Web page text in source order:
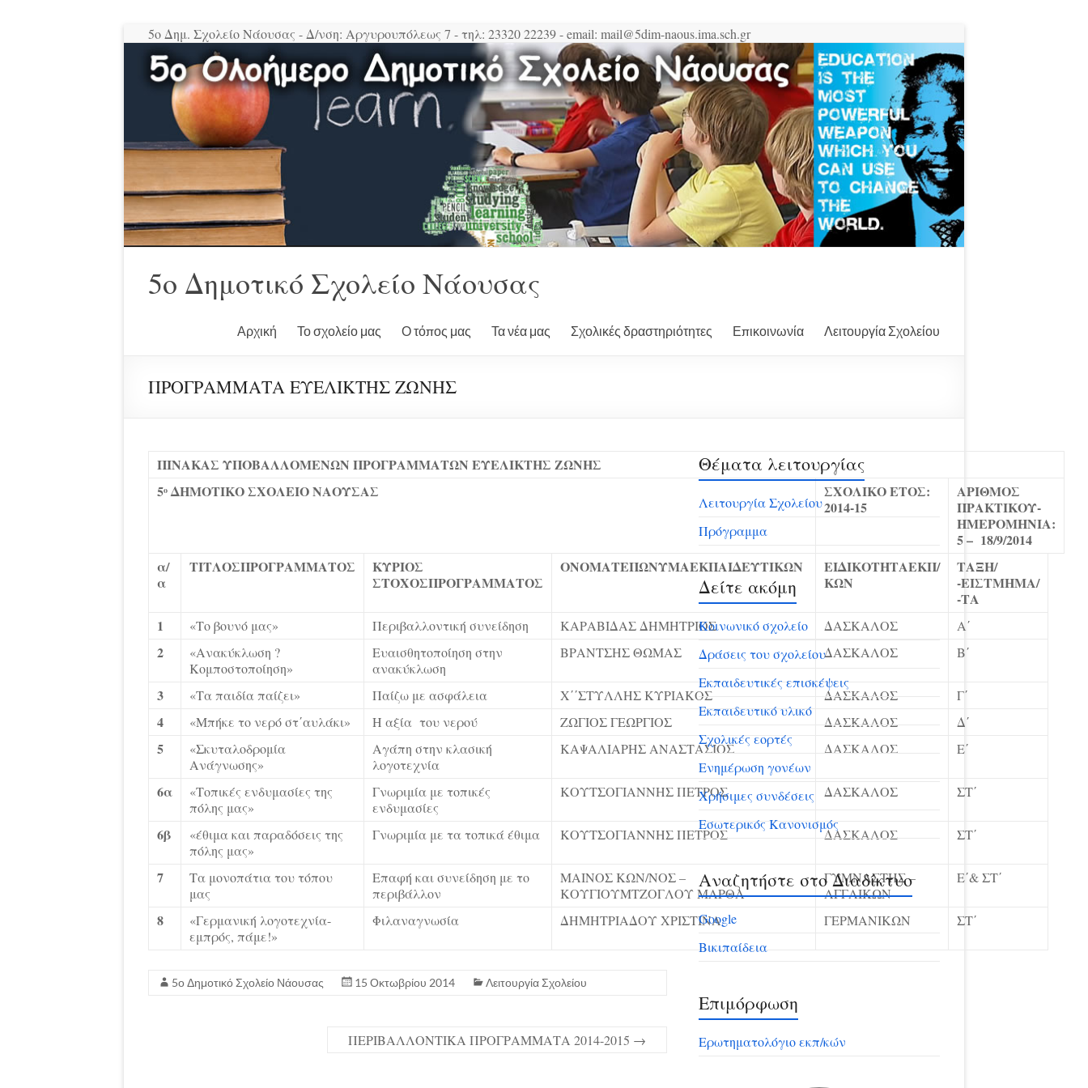
Μετάβαση
στο
περιεχόμενο
5ο Δημ. Σχολείο Νάουσας - Δ/νση: Αργυρουπόλεως 7 - τηλ: 23320 22239 - email: mail@5dim-naous.ima.sch.gr
5ο Δημοτικό Σχολείο Νάουσας
Αρχική Το σχολείο μας Ο τόπος μας Τα νέα μας Σχολικές δραστηριότητες Επικοινωνία Λειτουργία Σχολείου
ΠΡΟΓΡΑΜΜΑΤΑ ΕΥΕΛΙΚΤΗΣ ΖΩΝΗΣ
ΠΙΝΑΚΑΣ ΥΠΟΒΑΛΛΟΜΕΝΩΝ ΠΡΟΓΡΑΜΜΑΤΩΝ ΕΥΕΛΙΚΤΗΣ ΖΩΝΗΣ
5ο ΔΗΜΟΤΙΚΟ ΣΧΟΛΕΙΟ ΝΑΟΥΣΑΣ
ΣΧΟΛΙΚΟ ΕΤΟΣ:
2014-15
ΑΡΙΘΜΟΣ
ΠΡΑΚΤΙΚΟΥ-
ΗΜΕΡΟΜΗΝΙΑ:
5 – 18/9/2014
α/
α
ΤΙΤΛΟΣΠΡΟΓΡΑΜΜΑΤΟΣ
ΚΥΡΙΟΣ
ΣΤΟΧΟΣΠΡΟΓΡΑΜΜΑΤΟΣ
ΟΝΟΜΑΤΕΠΩΝΥΜΑΕΚΠΑΙΔΕΥΤΙΚΩΝ ΕΙΔΙΚΟΤΗΤΑΕΚΠ/
ΚΩΝ
ΤΑΞΗ/
-ΕΙΣΤΜΗΜΑ/
-ΤΑ
1
«Το βουνό μας» Περιβαλλοντική συνείδηση ΚΑΡΑΒΙΔΑΣ ΔΗΜΗΤΡΙΟΣ ΔΑΣΚΑΛΟΣ Α΄
2
«Ανακύκλωση ?
Κομποστοποίηση»
Ευαισθητοποίηση στην
ανακύκλωση
ΒΡΑΝΤΣΗΣ ΘΩΜΑΣ ΔΑΣΚΑΛΟΣ Β΄
3 «Τα παιδία παίζει» Παίζω με ασφάλεια Χ΄΄ΣΤΥΛΛΗΣ ΚΥΡΙΑΚΟΣ ΔΑΣΚΑΛΟΣ Γ΄
4 «Μπήκε το νερό στ΄αυλάκι» Η αξία του νερού ΖΩΓΙΟΣ ΓΕΩΡΓΙΟΣ ΔΑΣΚΑΛΟΣ Δ΄
5
«Σκυταλοδρομία
Ανάγνωσης»
Αγάπη στην κλασική
λογοτεχνία
ΚΑΨΑΛΙΑΡΗΣ ΑΝΑΣΤΑΣΙΟΣ ΔΑΣΚΑΛΟΣ Ε΄
6α
«Τοπικές ενδυμασίες της
πόλης μας»
Γνωριμία με τοπικές
ενδυμασίες
ΚΟΥΤΣΟΓΙΑΝΝΗΣ ΠΕΤΡΟΣ ΔΑΣΚΑΛΟΣ ΣΤ΄
6β
«έθιμα και παραδόσεις της
πόλης μας»
Γνωριμία με τα τοπικά έθιμα ΚΟΥΤΣΟΓΙΑΝΝΗΣ ΠΕΤΡΟΣ ΔΑΣΚΑΛΟΣ ΣΤ΄
7
Τα μονοπάτια του τόπου
μας
Επαφή και συνείδηση με το
περιβάλλον
ΜΑΙΝΟΣ ΚΩΝ/ΝΟΣ –
ΚΟΥΓΙΟΥΜΤΖΟΓΛΟΥ ΜΑΡΘΑ
ΓΥΜΝΑΣΤΗΣ –
ΑΓΓΛΙΚΩΝ
Ε΄& ΣΤ΄
8
«Γερμανική λογοτεχνία-
εμπρός, πάμε!»
Φιλαναγνωσία ΔΗΜΗΤΡΙΑΔΟΥ ΧΡΙΣΤΙΝΑ ΓΕΡΜΑΝΙΚΩΝ ΣΤ΄
5ο Δημοτικό Σχολείο Νάουσας 15 Οκτωβρίου 2014 Λειτουργία Σχολείου
ΠΕΡΙΒΑΛΛΟΝΤΙΚΑ ΠΡΟΓΡΑΜΜΑΤΑ 2014-2015 →
Θέματα λειτουργίας
Λειτουργία Σχολείου
Πρόγραμμα
Δείτε ακόμη
Κοινωνικό σχολείο
Δράσεις του σχολείου
Εκπαιδευτικές επισκέψεις
Εκπαιδευτικό υλικό
Σχολικές εορτές
Ενημέρωση γονέων
Χρήσιμες συνδέσεις
Εσωτερικός Κανονισμός
Αναζητήστε στο Διαδίκτυο
Google
Βικιπαίδεια
Επιμόρφωση
Ερωτηματολόγιο εκπ/κών